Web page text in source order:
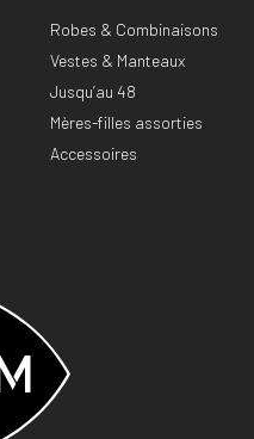
Robes & Combinaisons
Vestes & Manteaux
Jusqu’au 48
Mères-filles assorties
Accessoires